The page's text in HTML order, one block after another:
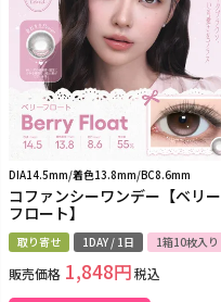
DIA14.5mm/着色13.8mm/BC8.6mm
コファンシーワンデー【ベリー
フロート】
取り寄せ 1DAY / 1日 1箱10枚入り
販売価格 1,848 税込